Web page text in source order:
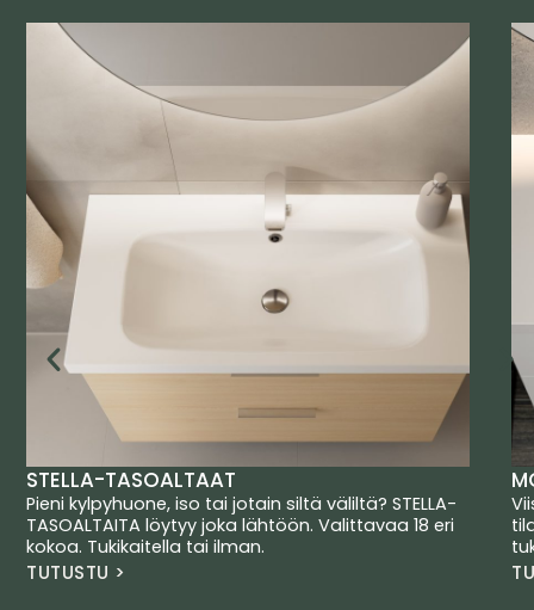
STELLA-TASOALTAAT
Pieni kylpyhuone, iso tai jotain siltä väliltä? STELLA-
TASOALTAITA löytyy joka lähtöön. Valittavaa 18 eri
kokoa. Tukikaitella tai ilman.
TUTUSTU >